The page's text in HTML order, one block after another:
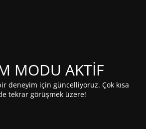
MODU AKTİF
deneyim için güncelliyoruz. Çok kısa
tekrar görüşmek üzere!